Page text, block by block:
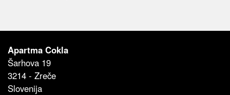
Apartma Cokla
Šarhova 19
3214 - Zreče
Slovenija